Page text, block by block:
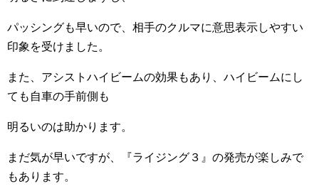
パッシングも早いので、相手のクルマに意思表示しやすい
印象を受けました。
また、アシストハイビームの効果もあり、ハイビームにし
ても自車の手前側も
明るいのは助かります。
まだ気が早いですが、『ライジング３』の発売が楽しみで
もあります。